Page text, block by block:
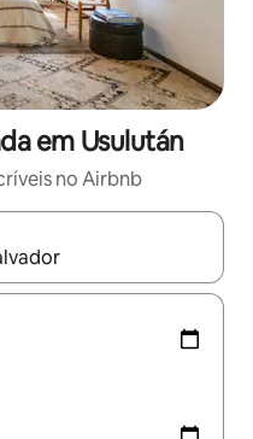
em Usulután
no Airbnb
disponíveis, explore-os